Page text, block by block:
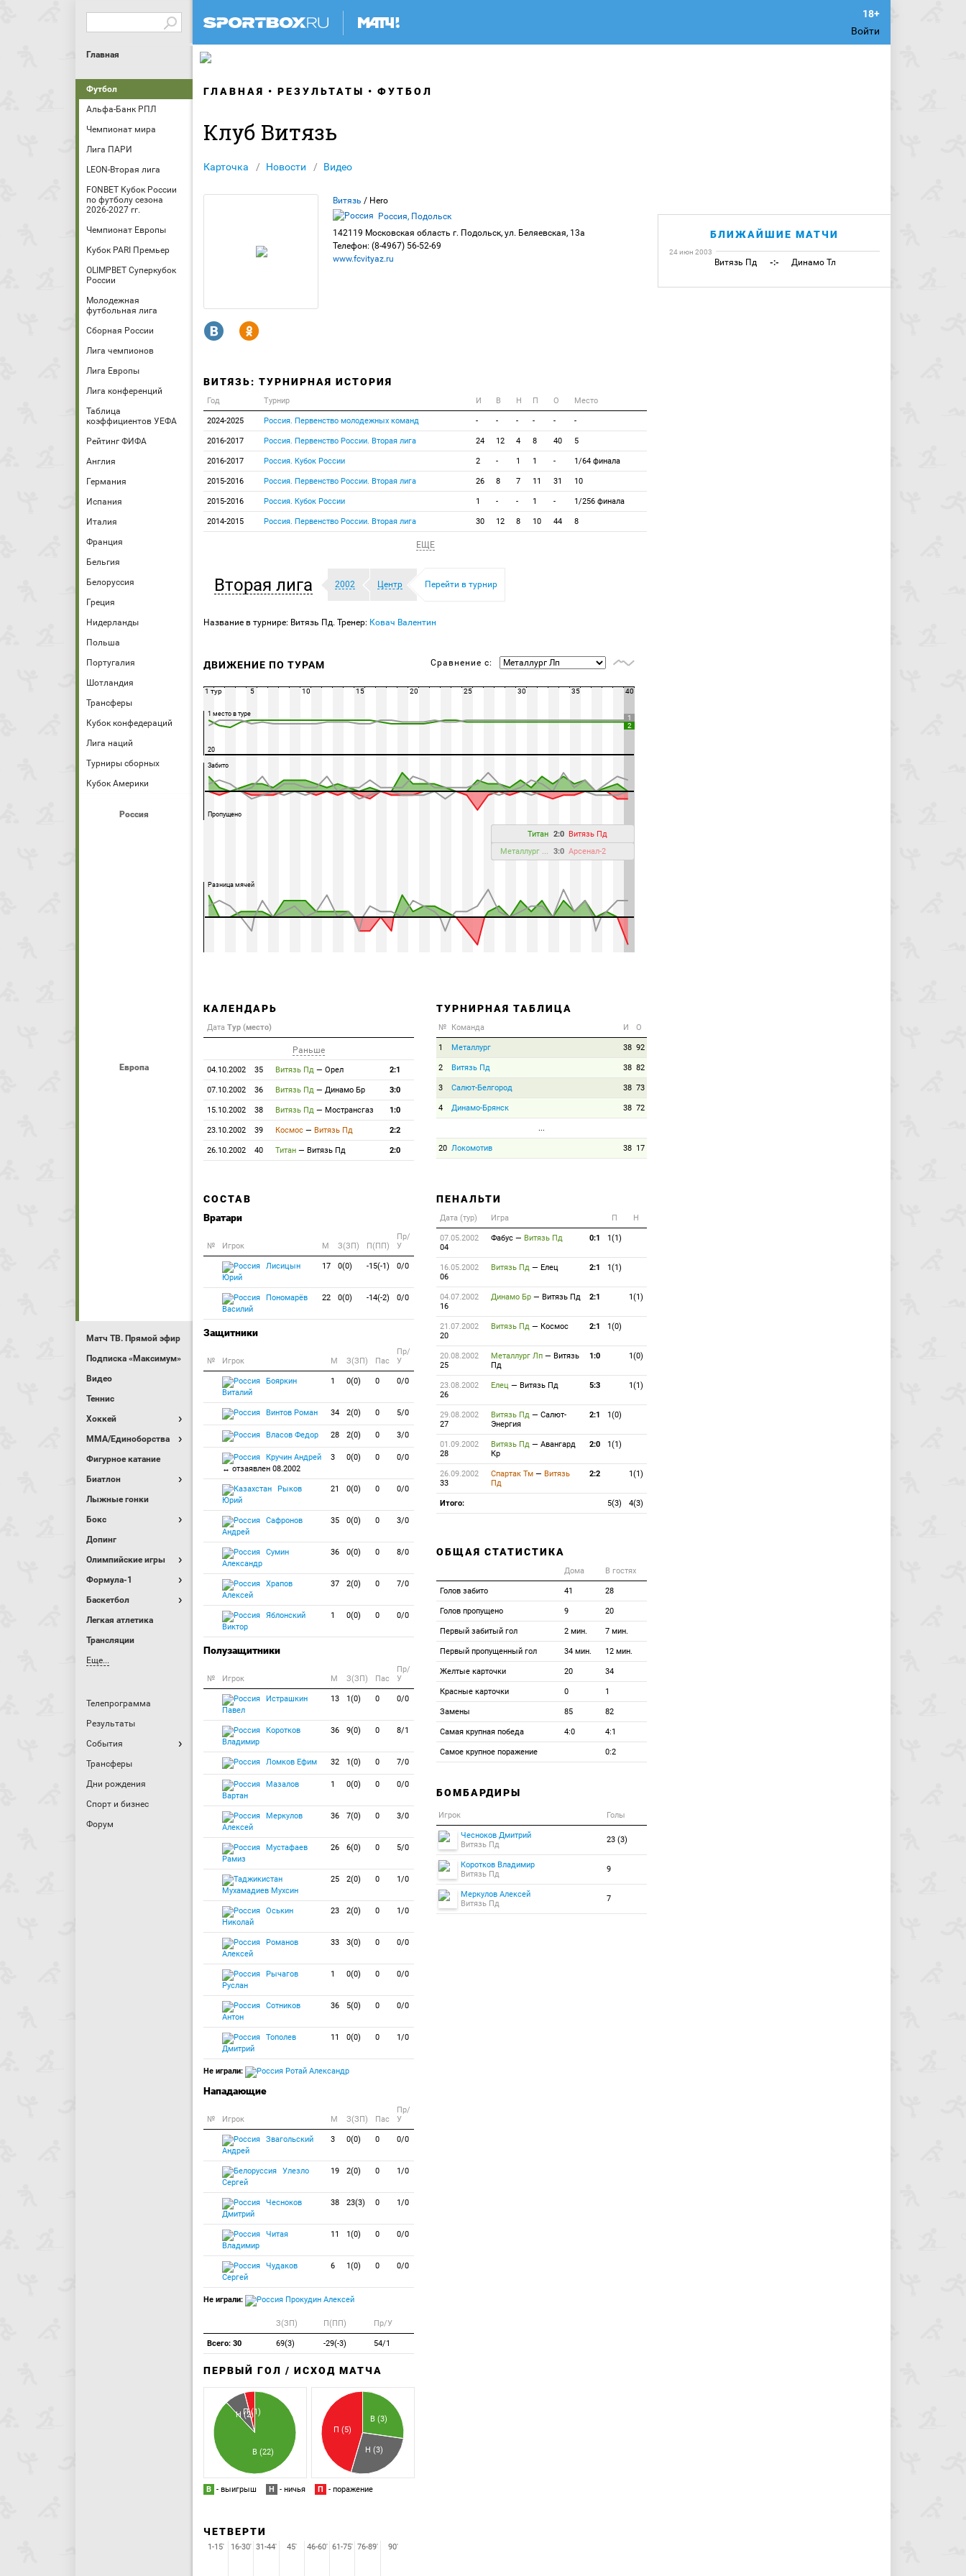
Войти
Главная
Футбол
Альфа-Банк РПЛ
Чемпионат мира
Лига ПАРИ
LEON-Вторая лига
FONBET Кубок России
по футболу сезона
2026-2027 гг.
Чемпионат Европы
Кубок PARI Премьер
OLIMPBET Суперкубок
России
Молодежная
футбольная лига
Сборная России
Лига чемпионов
Лига Европы
Лига конференций
Таблица
коэффициентов УЕФА
Рейтинг ФИФА
Англия
Германия
Испания
Италия
Франция
Бельгия
Белоруссия
Греция
Нидерланды
Польша
Португалия
Шотландия
Трансферы
Кубок конфедераций
Лига наций
Турниры сборных
Кубок Америки
Россия
Европа
Матч ТВ. Прямой эфир
Подписка «Максимум»
Видео
Теннис
Хоккей
MMA/Единоборства
Фигурное катание
Биатлон
Лыжные гонки
Бокс
Допинг
Олимпийские игры
Формула-1
Баскетбол
Легкая атлетика
Трансляции
Еще...
Телепрограмма
Результаты
События
Трансферы
Дни рождения
Спорт и бизнес
Форум
ГЛАВНАЯ РЕЗУЛЬТАТЫ ФУТБОЛ
Клуб Витязь
Карточка Новости Видео
Витязь / Hero
Россия, Подольск
142119 Московская область г. Подольск, ул. Беляевская, 13а
Телефон: (8-4967) 56-52-69
www.fcvityaz.ru
R Y
ВИТЯЗЬ: ТУРНИРНАЯ ИСТОРИЯ
Год Турнир И В Н П О Место
2024-2025 Россия. Первенство молодежных команд - - - - - -
2016-2017 Россия. Первенство России. Вторая лига 24 12 4 8 40 5
2016-2017 Россия. Кубок России 2 - 1 1 - 1/64 финала
2015-2016 Россия. Первенство России. Вторая лига 26 8 7 11 31 10
2015-2016 Россия. Кубок России 1 - - 1 - 1/256 финала
2014-2015 Россия. Первенство России. Вторая лига 30 12 8 10 44 8
ЕЩЕ
Вторая лига 2002 Центр Перейти в турнир
Название в турнире: Витязь Пд. Тренер: Ковач Валентин
ДВИЖЕНИЕ ПО ТУРАМ Сравнение с:
1
2
1 место в туре
20
Забито
Пропущено
Титан 2:0 Витязь Пд
Металлург ...
3:0 Арсенал-2
Разница мячей
1 тур 5 10 15 20 25 30 35 40
КАЛЕНДАРЬ
Дата Тур (место)
Раньше
04.10.2002 35 Витязь Пд — Орел 2:1
07.10.2002 36 Витязь Пд — Динамо Бр 3:0
15.10.2002 38 Витязь Пд — Мострансгаз 1:0
23.10.2002 39 Космос — Витязь Пд 2:2
26.10.2002 40 Титан — Витязь Пд 2:0
ТУРНИРНАЯ ТАБЛИЦА
№ Команда И О
1 Металлург 38 92
2 Витязь Пд 38 82
3 Салют-Белгород 38 73
4 Динамо-Брянск 38 72
...
20 Локомотив 38 17
СОСТАВ
Вратари
№ Игрок M З(ЗП) П(ПП)
Пр/
У
Лисицын
Юрий
17 0(0) -15(-1) 0/0
Пономарёв
Василий
22 0(0) -14(-2) 0/0
Защитники
№ Игрок M З(ЗП) Пас
Пр/
У
Бояркин
Виталий
1 0(0) 0 0/0
Винтов Роман 34 2(0) 0 5/0
Власов Федор 28 2(0) 0 3/0
Кручин Андрей
↔ отзаявлен 08.2002
3 0(0) 0 0/0
Рыков
Юрий
21 0(0) 0 0/0
Сафронов
Андрей
35 0(0) 0 3/0
Сумин
Александр
36 0(0) 0 8/0
Храпов
Алексей
37 2(0) 0 7/0
Яблонский
Виктор
1 0(0) 0 0/0
Полузащитники
№ Игрок M З(ЗП) Пас
Пр/
У
Истрашкин
Павел
13 1(0) 0 0/0
Коротков
Владимир
36 9(0) 0 8/1
Ломков Ефим 32 1(0) 0 7/0
Мазалов
Вартан
1 0(0) 0 0/0
Меркулов
Алексей
36 7(0) 0 3/0
Мустафаев
Рамиз
26 6(0) 0 5/0
Мухамадиев Мухсин
25 2(0) 0 1/0
Оськин
Николай
23 2(0) 0 1/0
Романов
Алексей
33 3(0) 0 0/0
Рычагов
Руслан
1 0(0) 0 0/0
Сотников
Антон
36 5(0) 0 0/0
Тополев
Дмитрий
11 0(0) 0 1/0
Не играли: Ротай Александр
Нападающие
№ Игрок M З(ЗП) Пас
Пр/
У
Звагольский
Андрей
3 0(0) 0 0/0
Улезло
Сергей
19 2(0) 0 1/0
Чесноков
Дмитрий
38 23(3) 0 1/0
Читая
Владимир
11 1(0) 0 0/0
Чудаков
Сергей
6 1(0) 0 0/0
Не играли: Прокудин Алексей
З(ЗП) П(ПП) Пр/У
Всего: 30 69(3) -29(-3) 54/1
ПЕРВЫЙ ГОЛ / ИСХОД МАТЧА
В (22)
Н (2)
П (1)
В (3)
Н (3)
П (5)
В - выигрыш Н - ничья П - поражение
ЧЕТВЕРТИ
1-15' 16-30' 31-44' 45' 46-60' 61-75' 76-89' 90'
ПЕНАЛЬТИ
Дата (тур) Игра П Н
07.05.2002
04
Фабус — Витязь Пд 0:1 1(1)
16.05.2002
06
Витязь Пд — Елец 2:1 1(1)
04.07.2002
16
Динамо Бр — Витязь Пд 2:1 1(1)
21.07.2002
20
Витязь Пд — Космос 2:1 1(0)
20.08.2002
25
Металлург Лп — Витязь
Пд
1:0 1(0)
23.08.2002
26
Елец — Витязь Пд 5:3 1(1)
29.08.2002
27
Витязь Пд — Салют-
Энергия
2:1 1(0)
01.09.2002
28
Витязь Пд — Авангард
Кр
2:0 1(1)
26.09.2002
33
Спартак Тм — Витязь
Пд
2:2 1(1)
Итого: 5(3) 4(3)
ОБЩАЯ СТАТИСТИКА
Дома В гостях
Голов забито 41 28
Голов пропущено 9 20
Первый забитый гол 2 мин. 7 мин.
Первый пропущенный гол 34 мин. 12 мин.
Желтые карточки 20 34
Красные карточки 0 1
Замены 85 82
Самая крупная победа 4:0 4:1
Самое крупное поражение 0:2
БОМБАРДИРЫ
Игрок Голы
Чесноков Дмитрий
Витязь Пд
23 (3)
Коротков Владимир
Витязь Пд
9
Меркулов Алексей
Витязь Пд
7
БЛИЖАЙШИЕ МАТЧИ
24 июн 2003
Витязь Пд -:- Динамо Тл